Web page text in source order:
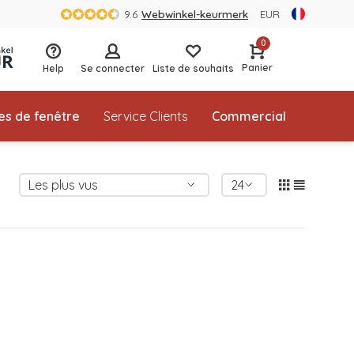
9.6 Webwinkel-keurmerk EUR
Help Se connecter Liste de souhaits
0
Panier
de fenêtre Service Clients Commercial